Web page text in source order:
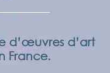
d’œuvres d’art
France.